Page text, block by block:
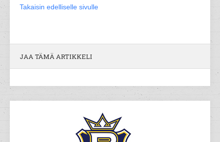
Takaisin edelliselle sivulle
JAA TÄMÄ ARTIKKELI